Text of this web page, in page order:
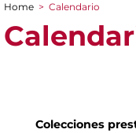
You are here
Home > Calendario
Colecciones